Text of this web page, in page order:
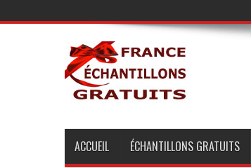
ACCUEIL ÉCHANTILLONS GRATUITS